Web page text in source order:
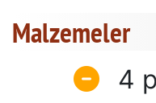
Malzemeler
4